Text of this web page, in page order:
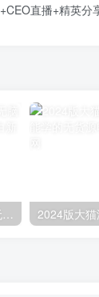
直播+精英分